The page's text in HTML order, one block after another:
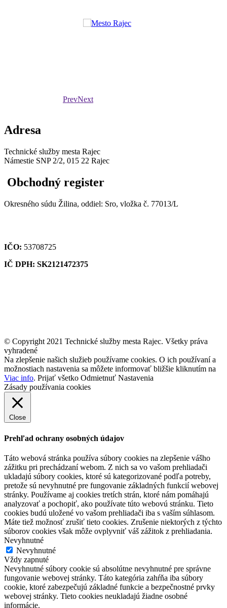
PrevNext
Adresa
Technické služby mesta Rajec
Námestie SNP 2/2, 015 22 Rajec
Obchodný register
Okresného súdu Žilina, oddiel: Sro, vložka č. 77013/L
IČO: 53708725
IČ DPH: SK2121472375
© Copyright 2021 Technické služby mesta Rajec. Všetky práva
vyhradené
Na zlepšenie našich služieb používame cookies. O ich používaní a
možnostiach nastavenia sa môžete informovať bližšie kliknutím na
Viac info. Prijať všetko Odmietnuť Nastavenia
Zásady používania cookies
Close
Prehľad ochrany osobných údajov
Táto webová stránka používa súbory cookies na zlepšenie vášho
zážitku pri prechádzaní webom. Z nich sa vo vašom prehliadači
ukladajú súbory cookies, ktoré sú kategorizované podľa potreby,
pretože sú nevyhnutné pre fungovanie základných funkcií webovej
stránky. Používame aj cookies tretích strán, ktoré nám pomáhajú
analyzovať a pochopiť, ako používate túto webovú stránku. Tieto
cookies budú uložené vo vašom prehliadači iba s vaším súhlasom.
Máte tiež možnosť zrušiť tieto cookies. Zrušenie niektorých z týchto
súborov cookies však môže ovplyvniť váš zážitok z prehliadania.
Nevyhnutné
Nevyhnutné
Vždy zapnuté
Nevyhnutné súbory cookie sú absolútne nevyhnutné pre správne
fungovanie webovej stránky. Táto kategória zahŕňa iba súbory
cookie, ktoré zabezpečujú základné funkcie a bezpečnostné prvky
webovej stránky. Tieto cookies neukladajú žiadne osobné
informácie.